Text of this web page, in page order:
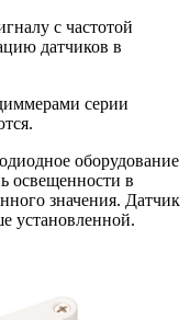
с частотой
датчиков в
серии
оборудование
освещенности в
значения. Датчик
установленной.